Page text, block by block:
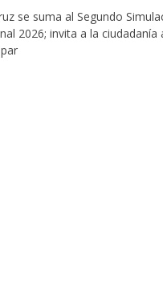
se suma al Segundo
2026; invita a la ciudadanía